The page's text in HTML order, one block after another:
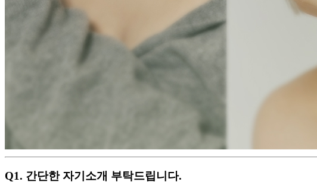
Q1. 간단한 자기소개 부탁드립니다.